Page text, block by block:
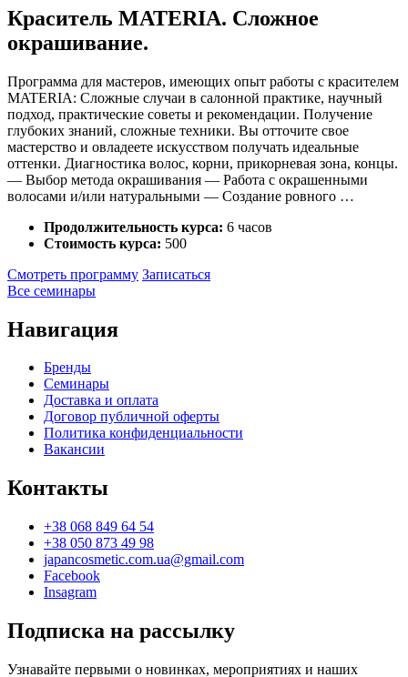
Краситель MATERIA. Сложное
окрашивание.
Программа для мастеров, имеющих опыт работы с красителем
MATERIA: Сложные случаи в салонной практике, научный
подход, практические советы и рекомендации. Получение
глубоких знаний, сложные техники. Вы отточите свое
мастерство и овладеете искусством получать идеальные
оттенки. Диагностика волос, корни, прикорневая зона, концы.
— Выбор метода окрашивания — Работа с окрашенными
волосами и/или натуральными — Создание ровного …
Продолжительность курса: 6 часов
Стоимость курса: 500
Смотреть программу Записаться
Все семинары
Навигация
Бренды
Семинары
Доставка и оплата
Договор публичной оферты
Политика конфиденциальности
Вакансии
Контакты
+38 068 849 64 54
+38 050 873 49 98
japancosmetic.com.ua@gmail.com
Facebook
Insagram
Подписка на рассылку
Узнавайте первыми о новинках, мероприятиях и наших